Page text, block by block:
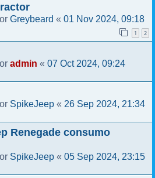
Greybeard « 01 Nov 2024, 09:18
1 2
admin « 07 Oct 2024, 09:24
SpikeJeep « 26 Sep 2024, 21:34
Renegade consumo
SpikeJeep « 05 Sep 2024, 23:15